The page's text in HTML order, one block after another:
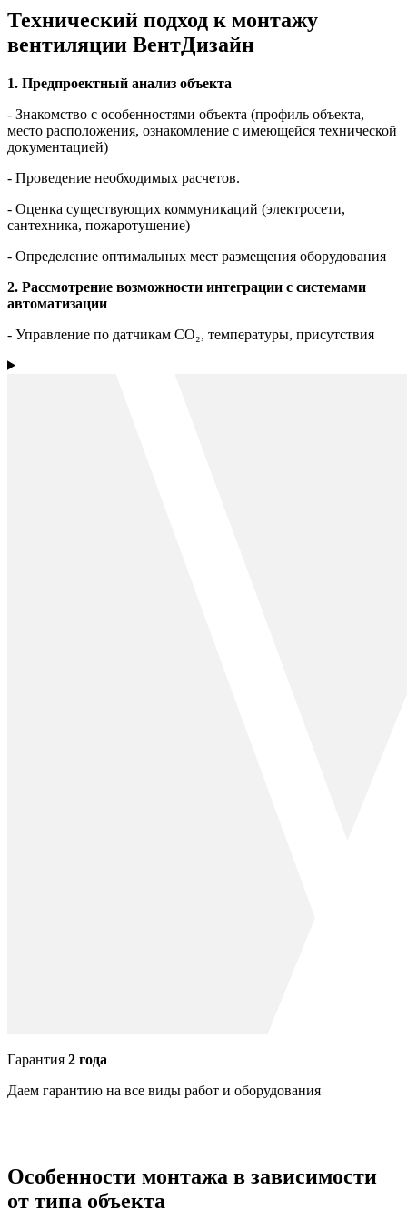
Технический подход к монтажу
вентиляции ВентДизайн
1. Предпроектный анализ объекта
- Знакомство с особенностями объекта (профиль объекта,
место расположения, ознакомление с имеющейся технической
документацией)
- Проведение необходимых расчетов.
- Оценка существующих коммуникаций (электросети,
сантехника, пожаротушение)
- Определение оптимальных мест размещения оборудования
2. Рассмотрение возможности интеграции с системами
автоматизации
- Управление по датчикам CO₂, температуры, присутствия
Гарантия 2 года
Даем гарантию на все виды работ и оборудования
Особенности монтажа в зависимости
от типа объекта